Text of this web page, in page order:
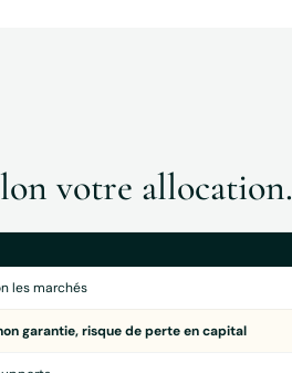
votre allocation.
les marchés
garantie, risque de perte en capital